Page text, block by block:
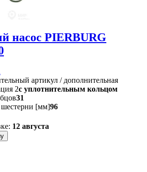
насос PIERBURG
артикул / дополнительная
2с уплотнительным кольцом
31
[мм]96
12 августа